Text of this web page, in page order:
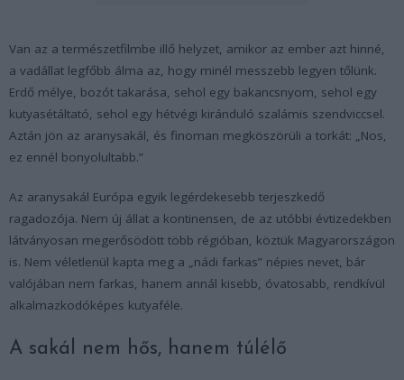
Van az a természetfilmbe illő helyzet, amikor az ember azt hinné,
a vadállat legfőbb álma az, hogy minél messzebb legyen tőlünk.
Erdő mélye, bozót takarása, sehol egy bakancsnyom, sehol egy
kutyasétáltató, sehol egy hétvégi kiránduló szalámis szendviccsel.
Aztán jön az aranysakál, és finoman megköszörüli a torkát: „Nos,
ez ennél bonyolultabb.”
Az aranysakál Európa egyik legérdekesebb terjeszkedő
ragadozója. Nem új állat a kontinensen, de az utóbbi évtizedekben
látványosan megerősödött több régióban, köztük Magyarországon
is. Nem véletlenül kapta meg a „nádi farkas” népies nevet, bár
valójában nem farkas, hanem annál kisebb, óvatosabb, rendkívül
alkalmazkodóképes kutyaféle.
A sakál nem hős, hanem túlélő